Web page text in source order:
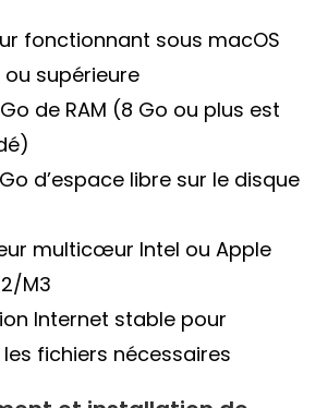
fonctionnant sous macOS
ou supérieure
de RAM (8 Go ou plus est
d’espace libre sur le disque
multicœur Intel ou Apple
M3
Internet stable pour
fichiers nécessaires